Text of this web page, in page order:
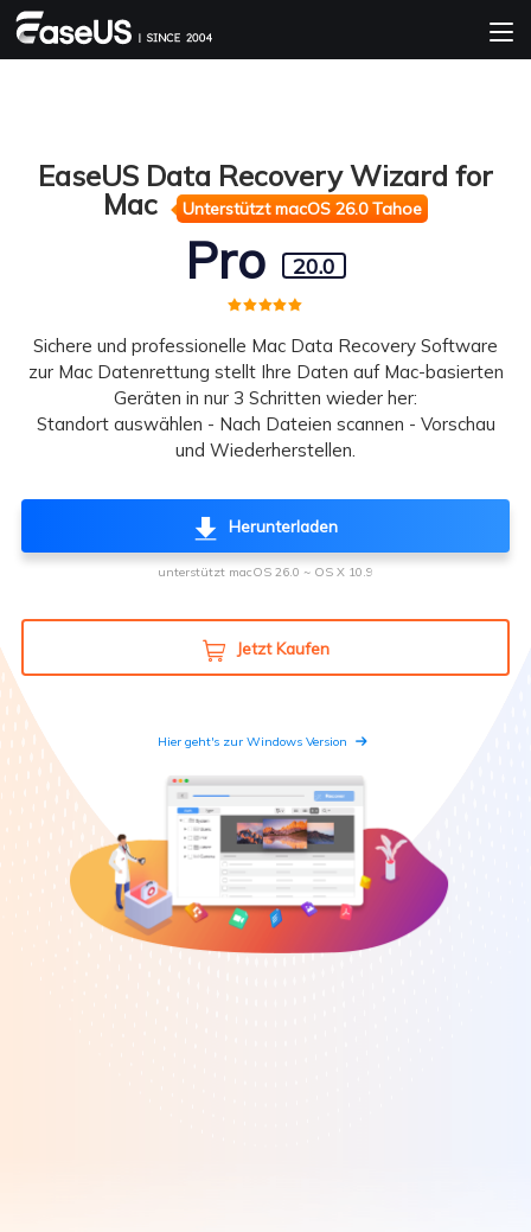
EaseUS Data Recovery Wizard for
Mac
Unterstützt macOS 26.0 Tahoe
Pro 20.0
Sichere und professionelle Mac Data Recovery Software
zur Mac Datenrettung stellt Ihre Daten auf Mac-basierten
Geräten in nur 3 Schritten wieder her:
Standort auswählen - Nach Dateien scannen - Vorschau
und Wiederherstellen.
 Herunterladen
unterstützt macOS 26.0 ~ OS X 10.9
 Jetzt Kaufen
Hier geht's zur Windows Version 